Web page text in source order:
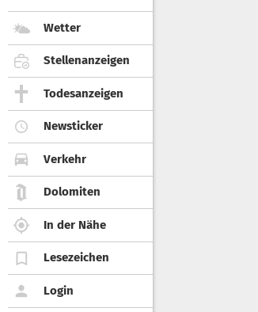
Wetter
Stellenanzeigen
Todesanzeigen
Newsticker
Verkehr
Dolomiten
In der Nähe
Lesezeichen
Login